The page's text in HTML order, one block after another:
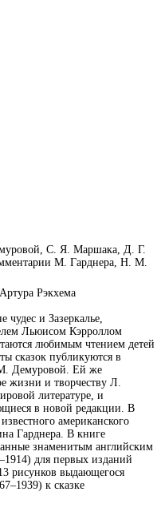
С. Я. Маршака, Д. Г.
М. Гарднера, Н. М.
Рэкхема
и Зазеркалье,
Льюисом Кэрроллом
любимым чтением детей
сказок публикуются в
Демуровой. Ей же
жизни и творчеству Л.
литературе, и
в новой редакции. В
американского
Гарднера. В книге
знаменитым английским
для первых изданий
рисунков выдающегося
к сказке